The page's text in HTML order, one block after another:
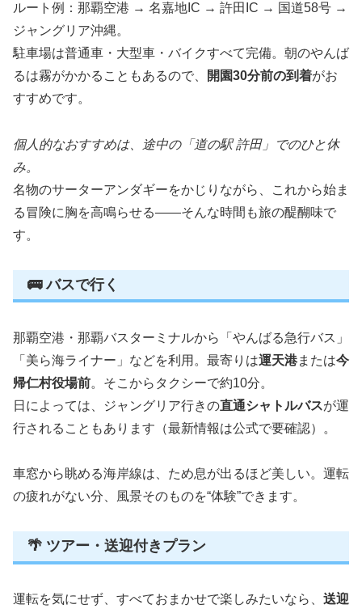
ルート例：那覇空港 → 名嘉地IC → 許田IC → 国道58号 →
ジャングリア沖縄。
駐車場は普通車・大型車・バイクすべて完備。朝のやんば
るは霧がかかることもあるので、
開園30分前の到着がお
すすめです。
個人的なおすすめは、途中の「道の駅 許田」でのひと休
み。
名物のサーターアンダギーをかじりながら、これから始ま
る冒険に胸を高鳴らせる――そんな時間も旅の醍醐味で
す。
🚌 バスで行く
那覇空港・那覇バスターミナルから「やんばる急行バス」
「美ら海ライナー」などを利用。最寄りは運天港または今
帰仁村役場前。そこからタクシーで約10分。
日によっては、ジャングリア行きの直通シャトルバスが運
行されることもあります（最新情報は公式で要確認）。
車窓から眺める海岸線は、ため息が出るほど美しい。運転
の疲れがない分、風景そのものを“体験”できます。
🌴 ツアー・送迎付きプラン
運転を気にせず、すべておまかせで楽しみたいなら、 送迎